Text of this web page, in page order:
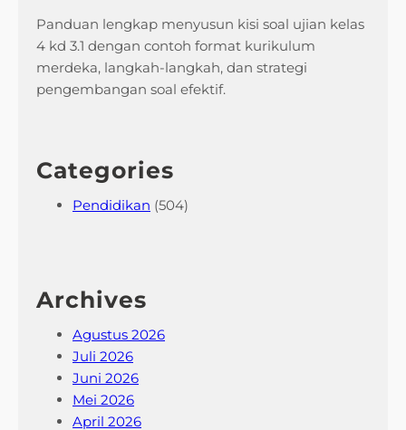
Panduan lengkap menyusun kisi soal ujian kelas
4 kd 3.1 dengan contoh format kurikulum
merdeka, langkah-langkah, dan strategi
pengembangan soal efektif.
Categories
Pendidikan (504)
Archives
Agustus 2026
Juli 2026
Juni 2026
Mei 2026
April 2026